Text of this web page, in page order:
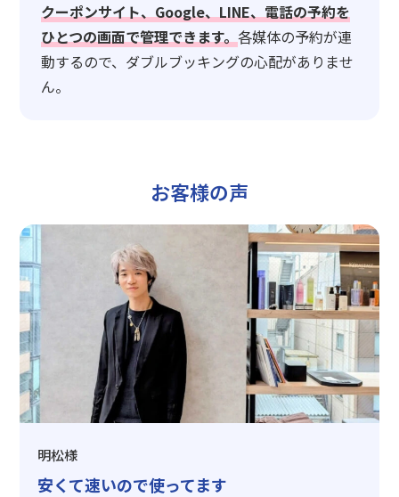
クーポンサイト、Google、LINE、電話の予約を
ひとつの画面で管理できます。各媒体の予約が連
動するので、ダブルブッキングの心配がありませ
ん。
お客様の声
明松様
安くて速いので使ってます